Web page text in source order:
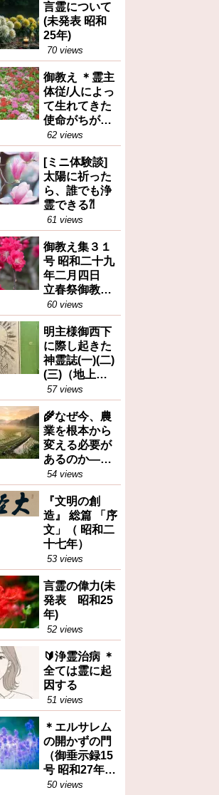
言霊について
(未発表 昭和
25年)
70 views
御教え ＊霊主
体従/人によっ
て生れてきた
使命がちがう
(御教え集27号
昭和28年10月
6日③)
62 views
[ミニ体験談]
太陽に祈った
ら、誰でも浄
霊できる⁈
61 views
御教え集３１
号 昭和二十九
年二月四日
立春祭御教え
※人間が善と
か悪とか決め
るのは大変な
間違い等
60 views
明主様御西下
に際し起きた
神霊誌(一)(二)
(三)（地上天
国31号 昭和26
年12月25日）
57 views
🌾なぜ今、農
業を根本から
変える必要が
あるのか――
岡田茂吉が訴
えた食糧問題
の本質（トピ
ックス）
54 views
『文明の創
造』 総篇 「序
文」（ 昭和二
十七年）
53 views
言霊の偉力(未
発表 昭和25
年)
52 views
🔰浄霊治病 ＊
全ては霊に起
因する
51 views
＊エルサレム
の開かずの門
（御垂示録15
号 昭和27年11
月1日②）再
50 views